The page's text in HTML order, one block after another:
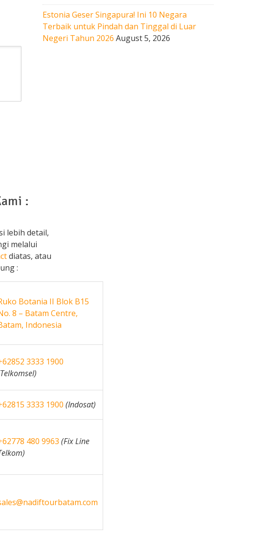
Estonia Geser Singapura! Ini 10 Negara
Terbaik untuk Pindah dan Tinggal di Luar
Negeri Tahun 2026 August 5, 2026
:
lebih detail,
melalui
diatas, atau
:
Botania II Blok B15
8 – Batam Centre,
Indonesia
3333 1900
3333 1900 (Indosat)
480 9963 (Fix Line